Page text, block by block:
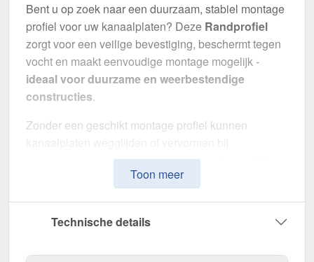
Bent u op zoek naar een duurzaam, stabiel montage
profiel voor uw kanaalplaten? Deze Randprofiel
zorgt voor een veilige bevestiging, beschermt tegen
vocht en maakt eenvoudige montage mogelijk -
ideaal voor duurzame en weerbestendige
constructies.
Zonder een geschikt montage profiel kunnen
windbelasting of temperatuurschommelingen. Dit
stabiele, flexibele en visueel
Gemaakt vanAluminium,Rubber kleur Blank,
Toon meer
Technische details